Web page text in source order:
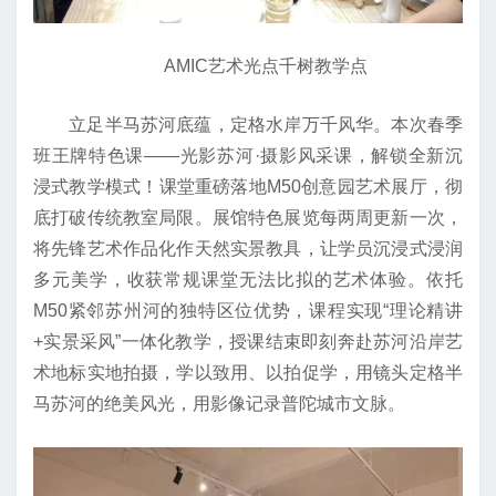
AMIC艺术光点千树教学点
立足半马苏河底蕴，定格水岸万千风华。本次春季
班王牌特色课——光影苏河·摄影风采课，解锁全新沉
浸式教学模式！课堂重磅落地M50创意园艺术展厅，彻
底打破传统教室局限。展馆特色展览每两周更新一次，
将先锋艺术作品化作天然实景教具，让学员沉浸式浸润
多元美学，收获常规课堂无法比拟的艺术体验。依托
M50紧邻苏州河的独特区位优势，课程实现“理论精讲
+实景采风”一体化教学，授课结束即刻奔赴苏河沿岸艺
术地标实地拍摄，学以致用、以拍促学，用镜头定格半
马苏河的绝美风光，用影像记录普陀城市文脉。